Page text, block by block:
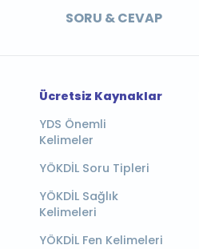
SORU & CEVAP
Ücretsiz Kaynaklar
YDS Önemli
Kelimeler
YÖKDİL Soru Tipleri
YÖKDİL Sağlık
Kelimeleri
YÖKDİL Fen Kelimeleri